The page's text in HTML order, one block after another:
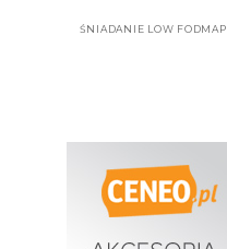
ŚNIADANIE LOW FODMAP